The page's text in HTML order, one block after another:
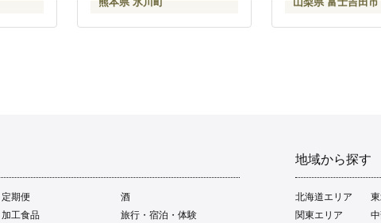
定期便
酒
加工食品 旅行・宿泊・体験
地域から探す
北海道エリア
関東エリア